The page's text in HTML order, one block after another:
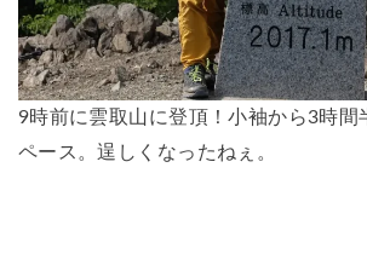
9時前に雲取山に登頂！小袖から3時間
ペース。逞しくなったねぇ。